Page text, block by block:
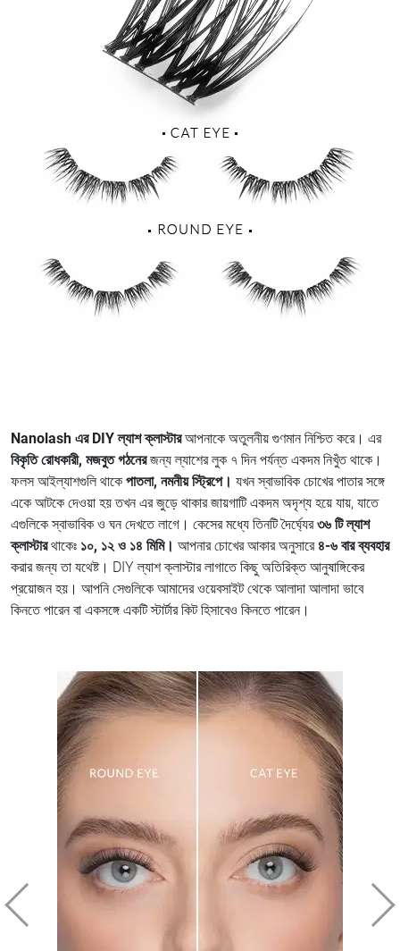
Nanolash এর DIY ল্যাশ ক্লাস্টারআপনাকে অতুলনীয় গুণমান নিশ্চিত করে। এর
বিকৃতি রোধকারী, মজবুত গঠনেরজন্য ল্যাশের লুক ৭ দিন পর্যন্ত একদম নিখুঁত থাকে।
ফলস আইল্যাশগুলি থাকে পাতলা, নমনীয় স্ট্রিপে। যখন স্বাভাবিক চোখের পাতার সঙ্গে
একে আটকে দেওয়া হয় তখন এর জুড়ে থাকার জায়গাটি একদম অদৃশ্য হয়ে যায়, যাতে
এগুলিকে স্বাভাবিক ও ঘন দেখতে লাগে। কেসের মধ্যে তিনটি দৈর্ঘ্যের৩৬ টি ল্যাশ
ক্লাস্টারথাকেঃ ১০, ১২ ও ১৪ মিমি। আপনার চোখের আকার অনুসারে ৪-৬ বার ব্যবহার
করার জন্য তা যথেষ্ট। DIY ল্যাশ ক্লাস্টার লাগাতে কিছু অতিরিক্ত আনুষাঙ্গিকের
প্রয়োজন হয়। আপনি সেগুলিকে আমাদের ওয়েবসাইট থেকে আলাদা আলাদা ভাবে
কিনতে পারেন বা একসঙ্গে একটি স্টার্টার কিট হিসাবেও কিনতে পারেন।